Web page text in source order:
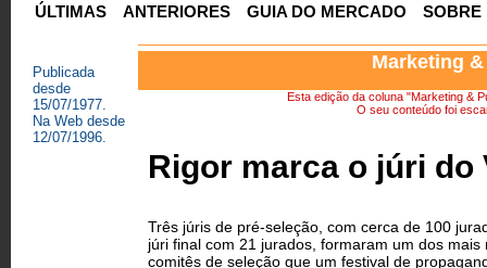
ÚLTIMAS ANTERIORES GUIA DO MERCADO SOBRE
Publicada
desde
15/07/1977.
Na Web desde
12/07/1996.
Marketing
Esta edição da coluna "Marketing &
O seu conteúdo foi
Rigor marca o júri do
Três júris de pré-seleção, com cerca de 100
júri final com 21 jurados, formaram um dos mais
comitês de seleção que um festival de